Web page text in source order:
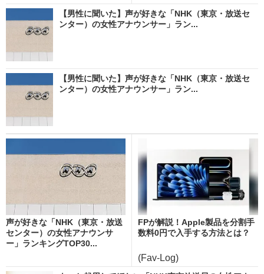
【男性に聞いた】声が好きな「NHK（東京・放送セ
ンター）の女性アナウンサー」ラン...
【男性に聞いた】声が好きな「NHK（東京・放送セ
ンター）の女性アナウンサー」ラン...
声が好きな「NHK（東京・放送
センター）の女性アナウンサ
ー」ランキングTOP30...
FPが解説！Apple製品を分割手
数料0円で入手する方法とは？
(Fav-Log)